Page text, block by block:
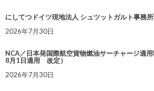
にしてつドイツ現地法人 シュツットガルト事務
2026年7月30日
NCA／日本発国際航空貨物燃油サーチャージ適
8月1日適用 改定）
2026年7月30日